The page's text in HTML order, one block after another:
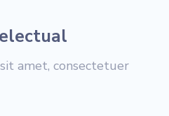
amet, consectetuer